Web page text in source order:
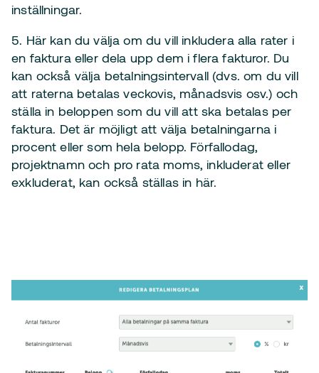
inställningar.
5. Här kan du välja om du vill inkludera alla rater i
en faktura eller dela upp dem i flera fakturor. Du
kan också välja betalningsintervall (dvs. om du vill
att raterna betalas veckovis, månadsvis osv.) och
ställa in beloppen som du vill att ska betalas per
faktura. Det är möjligt att välja betalningarna i
procent eller som hela belopp. Förfallodag,
projektnamn och pro rata moms, inkluderat eller
exkluderat, kan också ställas in här.